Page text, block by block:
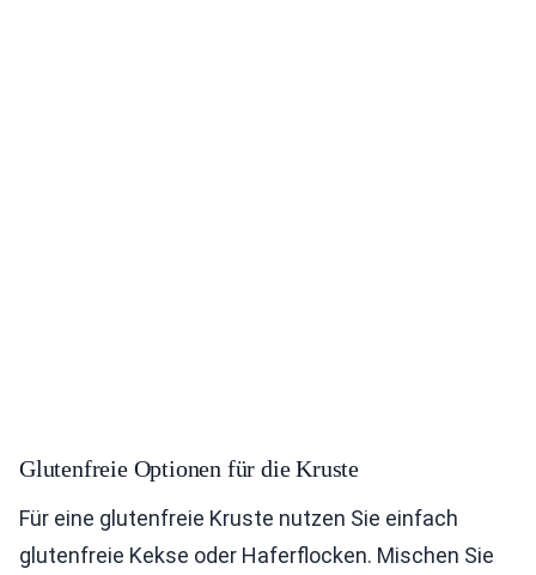
Glutenfreie Optionen für die Kruste
Für eine glutenfreie Kruste nutzen Sie einfach
glutenfreie Kekse oder Haferflocken. Mischen Sie